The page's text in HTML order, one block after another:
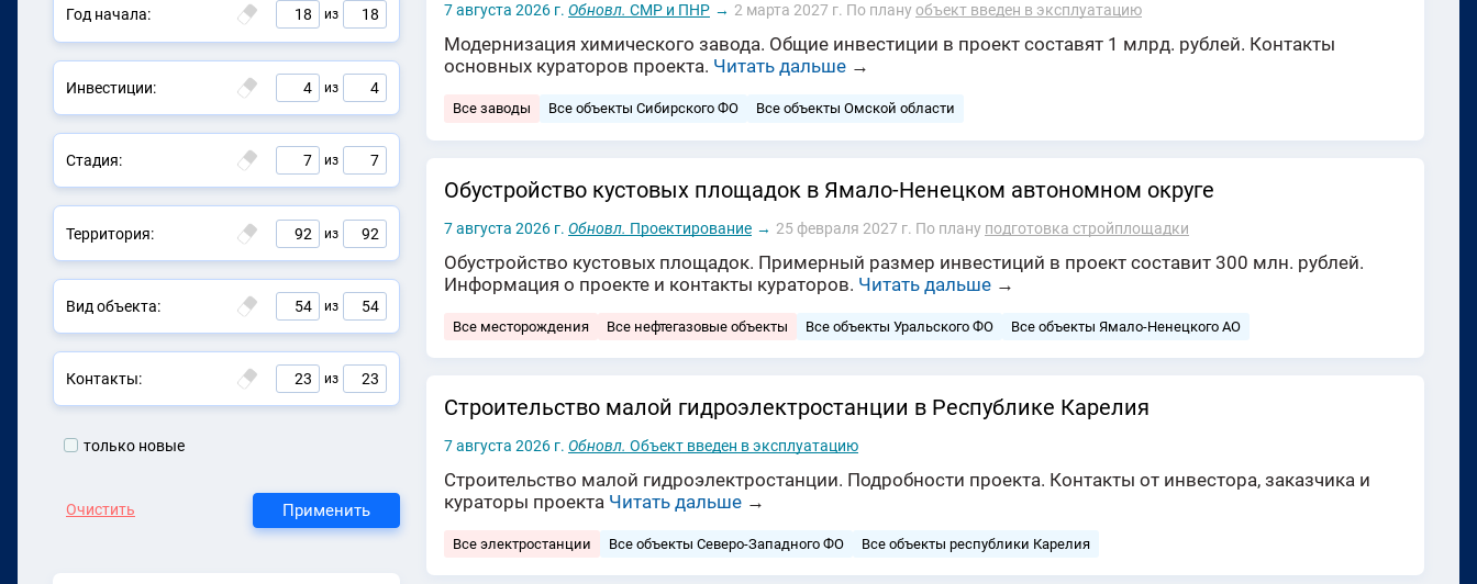
Год начала: 18 из 18
Инвестиции: 4 из 4
Стадия: 7 из 7
Территория: 92 из 92
Вид объекта: 54 из 54
Контакты: 23 из 23
только новые
Очистить Применить
7 августа 2026 г. Обновл. СМР и ПНР → 2 марта 2027 г. По плануобъект введен в эксплуатацию
Модернизация химического завода. Общие инвестиции в проект составят 1 млрд. рублей. Контакты
основных кураторов проекта. Читать дальше →
Все заводы Все объекты Сибирского ФО Все объекты Омской области
Обустройство кустовых площадок в Ямало-Ненецком автономном округе
7 августа 2026 г. Обновл. Проектирование → 25 февраля 2027 г. По плану подготовка стройплощадки
Обустройство кустовых площадок. Примерный размер инвестиций в проект составит 300 млн. рублей.
Информация о проекте и контакты кураторов. Читать дальше →
Все месторождения Все нефтегазовые объекты Все объекты Уральского ФО Все объекты Ямало-Ненецкого АО
Строительство малой гидроэлектростанции в Республике Карелия
7 августа 2026 г. Обновл. Объект введен в эксплуатацию
Строительство малой гидроэлектростанции. Подробности проекта. Контакты от инвестора, заказчика и
кураторы проекта Читать дальше →
Все электростанции Все объекты Северо-Западного ФО Все объекты республики Карелия